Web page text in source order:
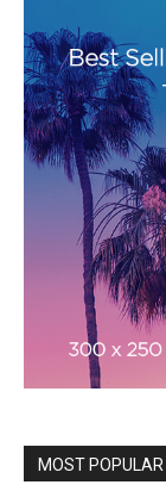
MOST POPULAR